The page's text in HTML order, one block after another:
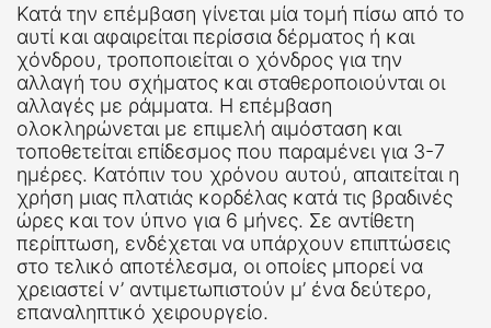
Κατά την επέμβαση γίνεται μία τομή πίσω από το
αυτί και αφαιρείται περίσσια δέρματος ή και
χόνδρου, τροποποιείται ο χόνδρος για την
αλλαγή του σχήματος και σταθεροποιούνται οι
αλλαγές με ράμματα. Η επέμβαση
ολοκληρώνεται με επιμελή αιμόσταση και
τοποθετείται επίδεσμος που παραμένει για 3-7
ημέρες. Κατόπιν του χρόνου αυτού, απαιτείται η
χρήση μιας πλατιάς κορδέλας κατά τις βραδινές
ώρες και τον ύπνο για 6 μήνες. Σε αντίθετη
περίπτωση, ενδέχεται να υπάρχουν επιπτώσεις
στο τελικό αποτέλεσμα, οι οποίες μπορεί να
χρειαστεί ν’ αντιμετωπιστούν μ’ ένα δεύτερο,
επαναληπτικό χειρουργείο.